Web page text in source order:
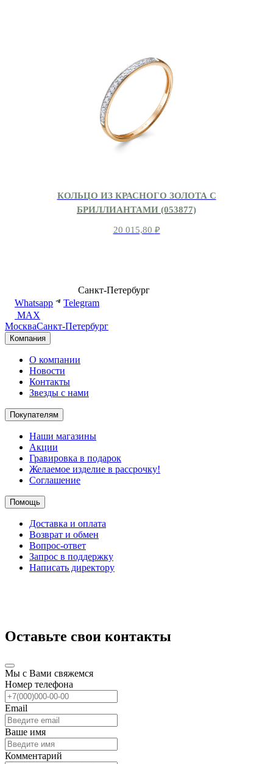
КОЛЬЦО ИЗ КРАСНОГО ЗОЛОТА С
БРИЛЛИАНТАМИ (053877)
20 015,80 ₽
Санкт-Петербург
Whatsapp
Telegram
MAX
МоскваСанкт-Петербург
Компания
О компании
Новости
Контакты
Звезды с нами
Покупателям
Наши магазины
Акции
Гравировка в подарок
Желаемое изделие в рассрочку!
Соглашение
Помощь
Доставка и оплата
Возврат и обмен
Вопрос-ответ
Запрос в поддержку
Написать директору
Оставьте свои контакты
Мы с Вами свяжемся
Номер телефона
Email
Ваше имя
Комментарий